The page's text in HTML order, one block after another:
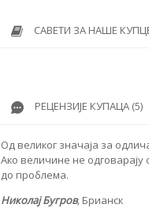
САВЕТИ ЗА НАШЕ
РЕЦЕНЗИЈЕ КУПАЦА (5)
Од великог значаја за
Ако величине не
до проблема.
Николај Бугров, Брианск